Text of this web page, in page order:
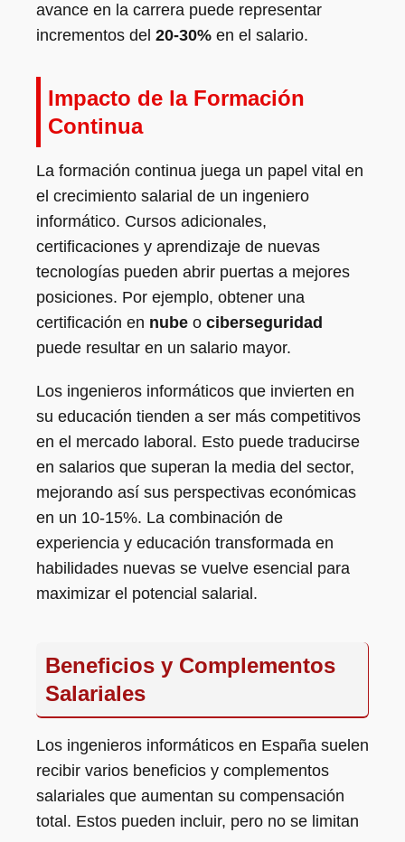
avance en la carrera puede representar
incrementos del 20-30% en el salario.
Impacto de la Formación
Continua
La formación continua juega un papel vital en
el crecimiento salarial de un ingeniero
informático. Cursos adicionales,
certificaciones y aprendizaje de nuevas
tecnologías pueden abrir puertas a mejores
posiciones. Por ejemplo, obtener una
certificación en nube o ciberseguridad
puede resultar en un salario mayor.
Los ingenieros informáticos que invierten en
su educación tienden a ser más competitivos
en el mercado laboral. Esto puede traducirse
en salarios que superan la media del sector,
mejorando así sus perspectivas económicas
en un 10-15%. La combinación de
experiencia y educación transformada en
habilidades nuevas se vuelve esencial para
maximizar el potencial salarial.
Beneficios y Complementos
Salariales
Los ingenieros informáticos en España suelen
recibir varios beneficios y complementos
salariales que aumentan su compensación
total. Estos pueden incluir, pero no se limitan